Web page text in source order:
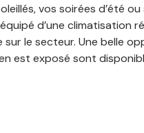
vos soirées d’été
d’une climatisation
le secteur. Une belle
est exposé sont